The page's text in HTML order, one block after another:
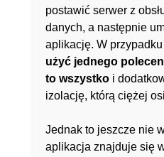
postawić serwer z
danych, a następnie
aplikację. W
użyć jednego
to wszystko i
izolację, którą ciężej
Jednak to jeszcze nie
aplikacja znajduje się